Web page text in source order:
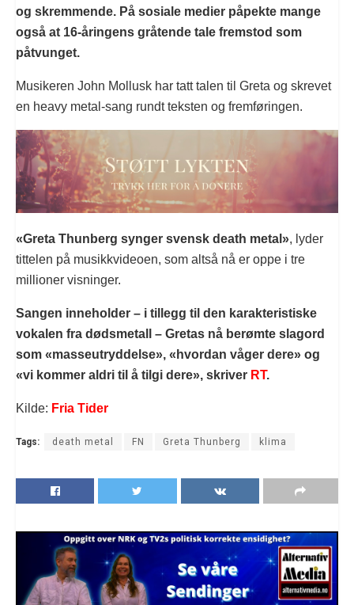
og skremmende. På sosiale medier påpekte mange
også at 16-åringens gråtende tale fremstod som
påtvunget.
Musikeren John Mollusk har tatt talen til Greta og skrevet
en heavy metal-sang rundt teksten og fremføringen.
«Greta Thunberg synger svensk death metal», lyder
tittelen på musikkvideoen, som altså nå er oppe i tre
millioner visninger.
Sangen inneholder – i tillegg til den karakteristiske
vokalen fra dødsmetall – Gretas nå berømte slagord
som «masseutryddelse», «hvordan våger dere» og
«vi kommer aldri til å tilgi dere», skriver RT.
Kilde: Fria Tider
Tags: death metal FN Greta Thunberg klima